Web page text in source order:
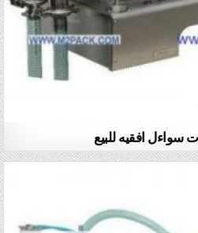
افقيه للبيع